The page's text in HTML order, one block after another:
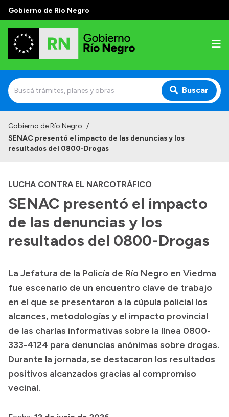
Gobierno de Río Negro
Buscar
Autoridades
Autoridades y Organismos
Discursos en la Legislatura
Casa de Gobierno
Acerca de Río Negro
Geografía
Invertí en Río Negro
Transparencia
Presupuesto
Boletín Oficial
Gobierno de Río Negro /
SENAC presentó el impacto de las denuncias y los
resultados del 0800-Drogas
LUCHA CONTRA EL NARCOTRÁFICO
SENAC presentó el impacto
de las denuncias y los
resultados del 0800-Drogas
La Jefatura de la Policía de Río Negro en Viedma
fue escenario de un encuentro clave de trabajo
en el que se presentaron a la cúpula policial los
alcances, metodologías y el impacto provincial
de las charlas informativas sobre la línea 0800-
333-4124 para denuncias anónimas sobre drogas.
Durante la jornada, se destacaron los resultados
positivos alcanzados gracias al compromiso
vecinal.